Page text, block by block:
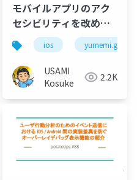
モバイルアプリのアク
セシビリティを改めて
勉強している話
ios yumemi.grow
USAMI
Kosuke
2.2K